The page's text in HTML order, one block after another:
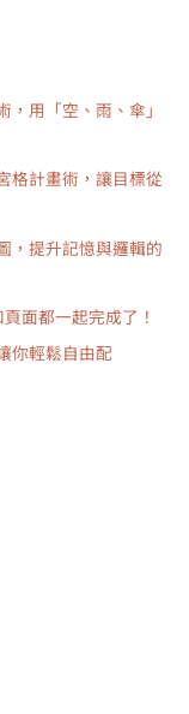
用「空、雨、傘」
格計畫術，讓目標從
，提升記憶與邏輯的
面都一起完成了！
你輕鬆自由配